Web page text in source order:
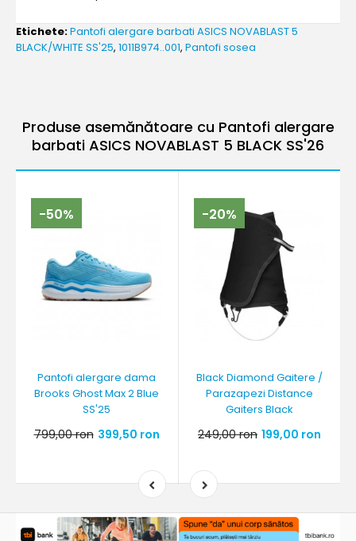
Etichete:Pantofi alergare barbati ASICS NOVABLAST 5
BLACK/WHITE SS'25, 1011B974..001, Pantofi sosea
Produse asemănătoare cu Pantofi alergare
barbati ASICS NOVABLAST 5 BLACK SS'26
-50%
Pantofi alergare dama
Brooks Ghost Max 2 Blue
SS'25
799,00 ron 399,50 ron
-20%
Black Diamond Gaitere /
Parazapezi Distance
Gaiters Black
249,00 ron 199,00 ron